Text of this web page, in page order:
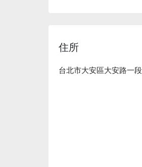
住所
台北市大安區大安路一